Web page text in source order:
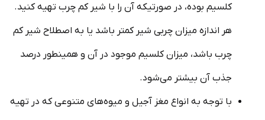
کلسیم بوده، در صورتیکه آن را با شیر کم چرب تهیه کنید.
هر اندازه میزان چربی شیر کمتر باشد یا به اصطلاح شیر کم
چرب باشد، میزان کلسیم موجود در آن و همینطور درصد
جذب آن بیشتر می‌‌شود.
با توجه به انواع مغز آجیل و میوه‌های متنوعی که در تهیه